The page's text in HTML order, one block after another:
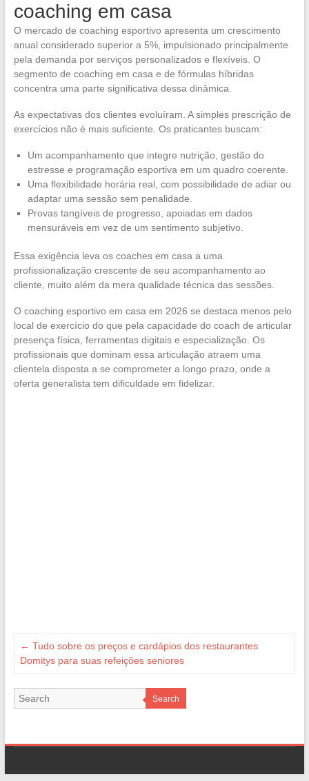
coaching em casa
O mercado de coaching esportivo apresenta um crescimento
anual considerado superior a 5%, impulsionado principalmente
pela demanda por serviços personalizados e flexíveis. O
segmento de coaching em casa e de fórmulas híbridas
concentra uma parte significativa dessa dinâmica.
As expectativas dos clientes evoluíram. A simples prescrição de
exercícios não é mais suficiente. Os praticantes buscam:
Um acompanhamento que integre nutrição, gestão do
estresse e programação esportiva em um quadro coerente.
Uma flexibilidade horária real, com possibilidade de adiar ou
adaptar uma sessão sem penalidade.
Provas tangíveis de progresso, apoiadas em dados
mensuráveis em vez de um sentimento subjetivo.
Essa exigência leva os coaches em casa a uma
profissionalização crescente de seu acompanhamento ao
cliente, muito além da mera qualidade técnica das sessões.
O coaching esportivo em casa em 2026 se destaca menos pelo
local de exercício do que pela capacidade do coach de articular
presença física, ferramentas digitais e especialização. Os
profissionais que dominam essa articulação atraem uma
clientela disposta a se comprometer a longo prazo, onde a
oferta generalista tem dificuldade em fidelizar.
← Tudo sobre os preços e cardápios dos restaurantes
Domitys para suas refeições seniores
Search